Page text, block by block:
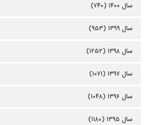
سال ۱۴۰۰ (۷۴۰)
سال ۱۳۹۹ (۹۵۳)
سال ۱۳۹۸ (۱۲۵۲)
سال ۱۳۹۷ (۱۰۷۱)
سال ۱۳۹۶ (۱۰۴۸)
سال ۱۳۹۵ (۱۱۸۰)